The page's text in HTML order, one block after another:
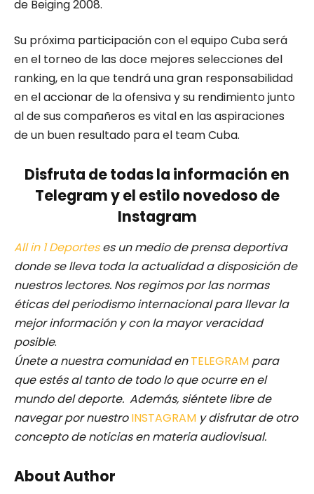
de Beiging 2008.
Su próxima participación con el equipo Cuba será
en el torneo de las doce mejores selecciones del
ranking, en la que tendrá una gran responsabilidad
en el accionar de la ofensiva y su rendimiento junto
al de sus compañeros es vital en las aspiraciones
de un buen resultado para el team Cuba.
Disfruta de todas la información en
Telegram y el estilo novedoso de
Instagram
All in 1 Deporteses un medio de prensa deportiva
donde se lleva toda la actualidad a disposición de
nuestros lectores. Nos regimos por las normas
éticas del periodismo internacional para llevar la
mejor información y con la mayor veracidad
posible.
Únete a nuestra comunidad enTELEGRAM para
que estés al tanto de todo lo que ocurre en el
mundo del deporte. Además, siéntete libre de
navegar por nuestro INSTAGRAM y disfrutar de otro
concepto de noticias en materia audiovisual.
About Author